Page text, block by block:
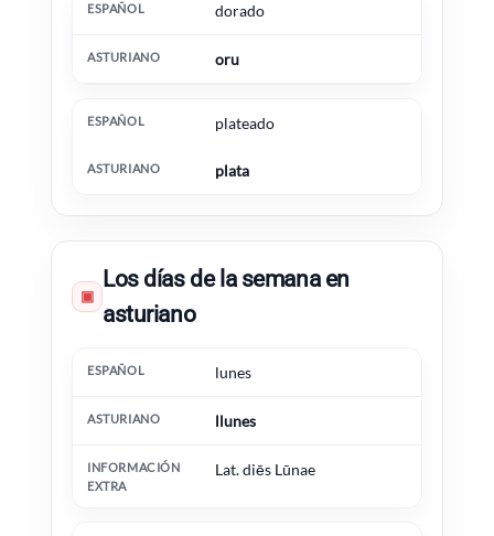
dorado
oru
plateado
plata
▣
Los días de la semana en
asturiano
Español Asturianolunes
llunes
Lat. diēs Lūnae